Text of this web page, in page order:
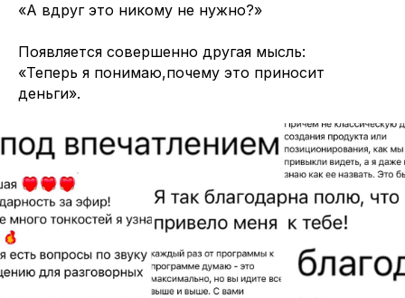
«А вдруг это никому не нужно?»
Появляется совершенно другая мысль:
«Теперь я понимаю,почему это приносит
деньги».